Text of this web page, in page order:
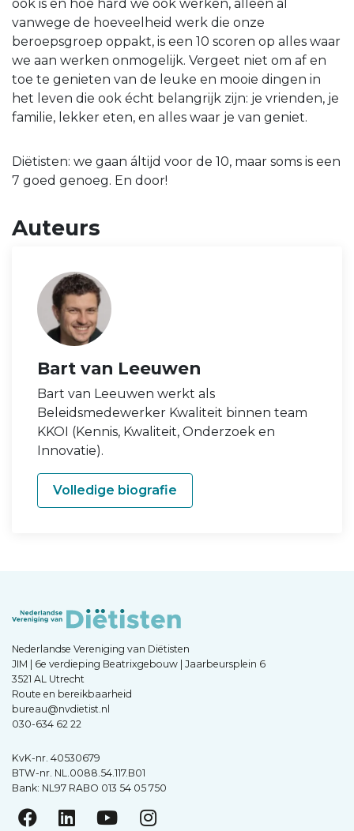
ook is en hoe hard we ook werken, alleen al
vanwege de hoeveelheid werk die onze
beroepsgroep oppakt, is een 10 scoren op alles waar
we aan werken onmogelijk. Vergeet niet om af en
toe te genieten van de leuke en mooie dingen in
het leven die ook écht belangrijk zijn: je vrienden, je
familie, lekker eten, en alles waar je van geniet.
Diëtisten: we gaan áltijd voor de 10, maar soms is een
7 goed genoeg. En door!
Auteurs
Bart van Leeuwen
Bart van Leeuwen werkt als
Beleidsmedewerker Kwaliteit binnen team
KKOI (Kennis, Kwaliteit, Onderzoek en
Innovatie).
Volledige biografie
Nederlandse Vereniging van Diëtisten
JIM | 6e verdieping Beatrixgebouw | Jaarbeursplein 6
3521 AL Utrecht
Route en bereikbaarheid
bureau@nvdietist.nl
030-634 62 22
KvK-nr. 40530679
BTW-nr. NL.0088.54.117.B01
Bank: NL97 RABO 013 54 05 750